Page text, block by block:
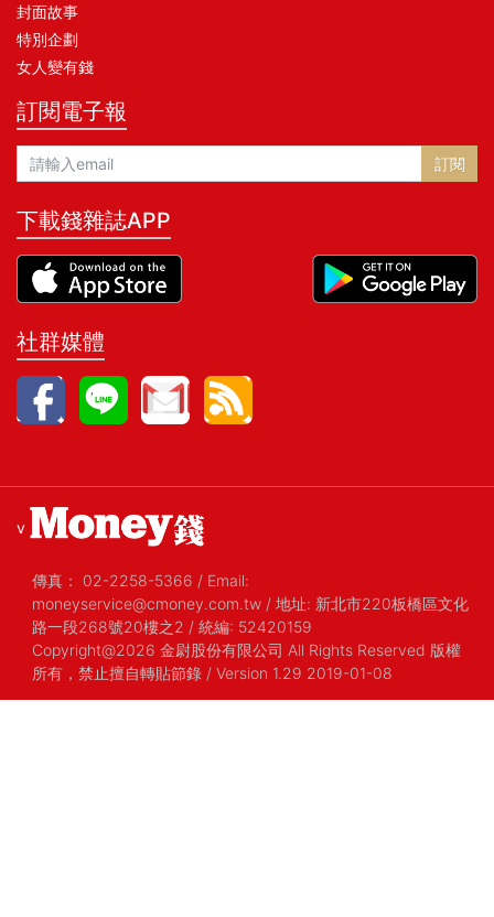
封面故事
特別企劃
女人變有錢
訂閱電子報
訂閱
下載錢雜誌APP
社群媒體
v
傳真： 02-2258-5366 / Email:
moneyservice@cmoney.com.tw / 地址: 新北市220板橋區文化
路一段268號20樓之2 / 統編: 52420159
Copyright@2026 金尉股份有限公司 All Rights Reserved 版權
所有，禁止擅自轉貼節錄 / Version 1.29 2019-01-08